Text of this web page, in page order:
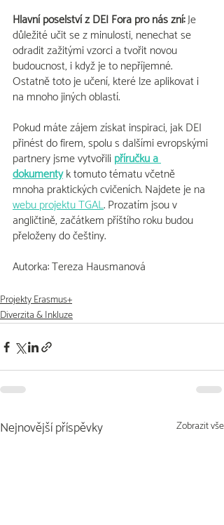
Hlavní poselství z DEI Fora pro nás zní: Je
důležité učit se z minulosti, nenechat se
odradit zažitými vzorci a tvořit novou
budoucnost, i když je to nepříjemné.
Ostatně toto je učení, kterélze aplikovat i
na mnoho jiných oblastí.
Pokud máte zájem získat inspiraci, jak DEI
přinést do firem, spolu s dalšími evropskými
partnery jsme vytvořilipříručku a
dokumenty k tomuto tématu včetně
mnoha praktických cvičeních. Najdete je na
webu projektu TGAL. Prozatím jsou v
angličtině, začátkem příštího roku budou
přeloženy do češtiny.
Autorka: Tereza Hausmanová
Projekty Erasmus+
Diverzita & Inkluze
Nejnovější příspěvky Zobrazit vše